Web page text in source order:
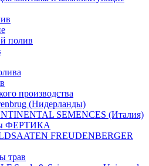
полив
производства
(Нидерланды)
SEMENCES (Италия)
ФЕРТИКА
FREUDENBERGER
трав